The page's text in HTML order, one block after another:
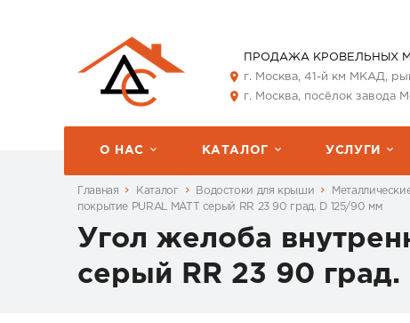
ПРОДАЖА КРОВЕЛЬНЫХ
г. Москва, 41-й км МКАД,
г. Москва, посёлок завода
О НАС КАТАЛОГ УСЛУГИ
Главная Каталог Водостоки для крыши
покрытие PURAL MATT серый RR 23 90 град. D 125/90 мм
Угол желоба
серый RR 23 90